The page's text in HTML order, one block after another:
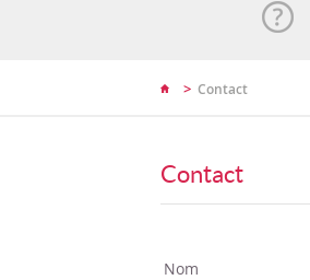
> Contact
Contact
Nom